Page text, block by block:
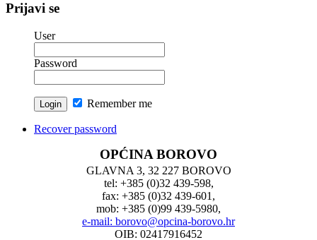
Prijavi se
User
Password
Remember me
Recover password
OPĆINA BOROVO
GLAVNA 3, 32 227 BOROVO
tel: +385 (0)32 439-598,
fax: +385 (0)32 439-601,
mob: +385 (0)99 439-5980,
e-mail: borovo@opcina-borovo.hr
OIB: 02417916452